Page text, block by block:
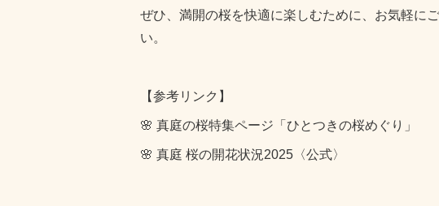
ぜひ、満開の桜を快適に楽しむために、お気軽に
い。
【参考リンク】
🌸 真庭の桜特集ページ「ひとつきの桜めぐり」
🌸 真庭 桜の開花状況2025〈公式〉